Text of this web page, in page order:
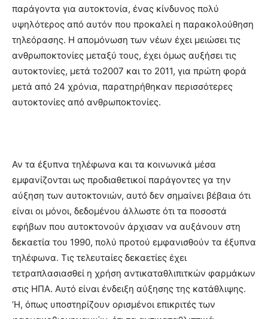
παράγοντα για αυτοκτονία, ένας κίνδυνος πολύ
υψηλότερος από αυτόν που προκαλεί η παρακολούθηση
τηλεόρασης. Η απομόνωση των νέων έχει μειώσει τις
ανθρωποκτονίες μεταξύ τους, έχει όμως αυξήσει τις
αυτοκτονίες, μετά το2007 και το 2011, για πρώτη φορά
μετά από 24 χρόνια, παρατηρήθηκαν περισσότερες
αυτοκτονίες από ανθρωποκτονίες.
Αν τα έξυπνα τηλέφωνα και τα κοινωνικά μέσα
εμφανίζονται ως προδιαθετικοί παράγοντες γα την
αύξηση των αυτοκτονιών, αυτό δεν σημαίνει βέβαια ότι
είναι οι μόνοι, δεδομένου άλλωστε ότι τα ποσοστά
εφήβων που αυτοκτονούν άρχισαν να αυξάνουν στη
δεκαετία του 1990, πολύ προτού εμφανισθούν τα έξυπνα
τηλέφωνα. Τις τελευταίες δεκαετίες έχει
τετραπλασιασθεί η χρήση αντικαταθλιπιτκών φαρμάκων
στις ΗΠΑ. Αυτό είναι ένδειξη αύξησης της κατάθλιψης.
‘Η, όπως υποστηρίζουν ορισμένοι επικριτές των